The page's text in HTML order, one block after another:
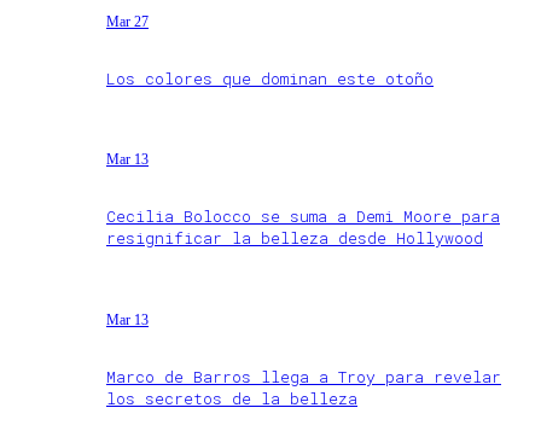
Mar 27
Los colores que dominan este otoño
Mar 13
Cecilia Bolocco se suma a Demi Moore para
resignificar la belleza desde Hollywood
Mar 13
Marco de Barros llega a Troy para revelar
los secretos de la belleza